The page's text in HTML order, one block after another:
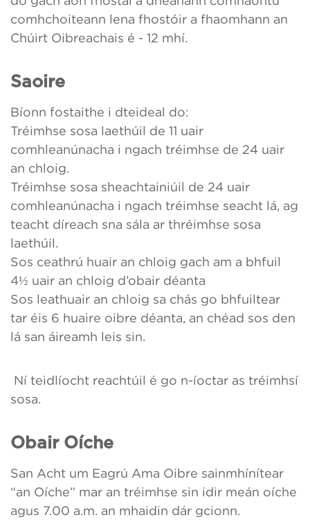
comhchoiteann lena fhostóir a fhaomhann an
Chúirt Oibreachais é - 12 mhí.
Saoire
Bíonn fostaithe i dteideal do:
Tréimhse sosa laethúil de 11 uair
comhleanúnacha i ngach tréimhse de 24 uair
an chloig.
Tréimhse sosa sheachtainiúil de 24 uair
comhleanúnacha i ngach tréimhse seacht lá, ag
teacht díreach sna sála ar thréimhse sosa
laethúil.
Sos ceathrú huair an chloig gach am a bhfuil
4½ uair an chloig d’obair déanta
Sos leathuair an chloig sa chás go bhfuiltear
tar éis 6 huaire oibre déanta, an chéad sos den
lá san áireamh leis sin.
Ní teidlíocht reachtúil é go n-íoctar as tréimhsí
sosa.
Obair Oíche
San Acht um Eagrú Ama Oibre sainmhínítear
“an Oíche” mar an tréimhse sin idir meán oíche
agus 7.00 a.m. an mhaidin dár gcionn.